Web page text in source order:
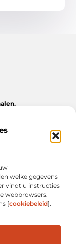
welke gegevens
vindt u instructies
webbrowsers.
[cookiebeleid].